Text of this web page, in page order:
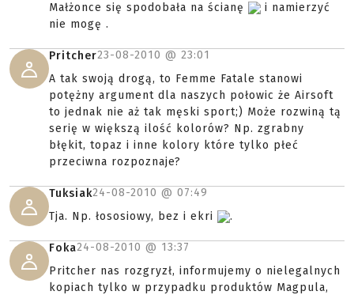
Małżonce się spodobała na ścianę
i namierzyć
nie mogę .
Pritcher23-08-2010 @ 23:01
A tak swoją drogą, to Femme Fatale stanowi
potężny argument dla naszych połowic że Airsoft
to jednak nie aż tak męski sport;) Może rozwiną tą
serię w większą ilość kolorów? Np. zgrabny
błękit, topaz i inne kolory które tylko płeć
przeciwna rozpoznaje?
Tuksiak24-08-2010 @ 07:49
Tja. Np. łososiowy, bez i ekri
.
Foka24-08-2010 @ 13:37
Pritcher nas rozgryzł, informujemy o nielegalnych
kopiach tylko w przypadku produktów Magpula,